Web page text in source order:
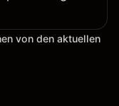
von den aktuellen